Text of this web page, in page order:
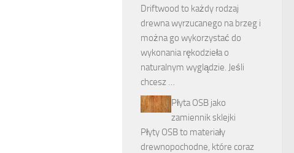
Driftwood to każdy rodzaj
drewna wyrzucanego na brzeg i
można go wykorzystać do
wykonania rękodzieła o
naturalnym wyglądzie. Jeśli
chcesz …
Płyta OSB jako
zamiennik sklejki
Płyty OSB to materiały
drewnopochodne, które coraz